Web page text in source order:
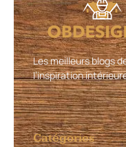
Les meilleurs blogs
l’inspiration
Catégories